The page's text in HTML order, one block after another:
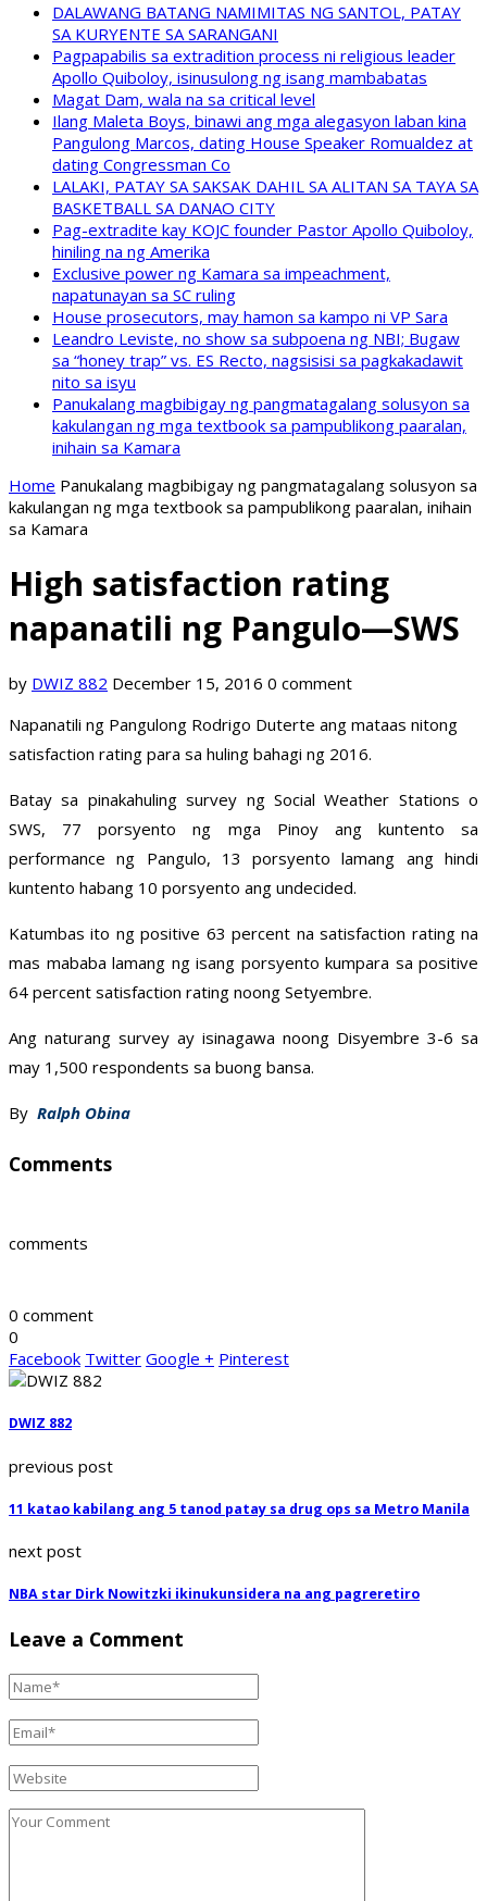
DALAWANG BATANG NAMIMITAS NG SANTOL, PATAY
SA KURYENTE SA SARANGANI
Pagpapabilis sa extradition process ni religious leader
Apollo Quiboloy, isinusulong ng isang mambabatas
Magat Dam, wala na sa critical level
Ilang Maleta Boys, binawi ang mga alegasyon laban kina
Pangulong Marcos, dating House Speaker Romualdez at
dating Congressman Co
LALAKI, PATAY SA SAKSAK DAHIL SA ALITAN SA TAYA SA
BASKETBALL SA DANAO CITY
Pag-extradite kay KOJC founder Pastor Apollo Quiboloy,
hiniling na ng Amerika
Exclusive power ng Kamara sa impeachment,
napatunayan sa SC ruling
House prosecutors, may hamon sa kampo ni VP Sara
Leandro Leviste, no show sa subpoena ng NBI; Bugaw
sa “honey trap” vs. ES Recto, nagsisisi sa pagkakadawit
nito sa isyu
Panukalang magbibigay ng pangmatagalang solusyon sa
kakulangan ng mga textbook sa pampublikong paaralan,
inihain sa Kamara
Home Panukalang magbibigay ng pangmatagalang solusyon sa
kakulangan ng mga textbook sa pampublikong paaralan, inihain
sa Kamara
High satisfaction rating
napanatili ng Pangulo—SWS
by DWIZ 882 December 15, 2016 0 comment
Napanatili ng Pangulong Rodrigo Duterte ang mataas nitong
satisfaction rating para sa huling bahagi ng 2016.
Batay sa pinakahuling survey ng Social Weather Stations o
SWS, 77 porsyento ng mga Pinoy ang kuntento sa
performance ng Pangulo, 13 porsyento lamang ang hindi
kuntento habang 10 porsyento ang undecided.
Katumbas ito ng positive 63 percent na satisfaction rating na
mas mababa lamang ng isang porsyento kumpara sa positive
64 percent satisfaction rating noong Setyembre.
Ang naturang survey ay isinagawa noong Disyembre 3-6 sa
may 1,500 respondents sa buong bansa.
By Ralph Obina
Comments
comments
0 comment
0
Facebook Twitter Google + Pinterest
DWIZ 882
previous post
11 katao kabilang ang 5 tanod patay sa drug ops sa Metro Manila
next post
NBA star Dirk Nowitzki ikinukunsidera na ang pagreretiro
Leave a Comment